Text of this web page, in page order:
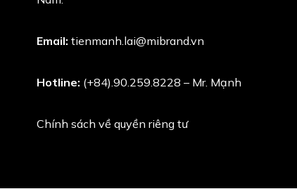
Email: tienmanh.lai@mibrand.vn
Hotline: (+84).90.259.8228 – Mr. Mạnh
Chính sách về quyền riêng tư